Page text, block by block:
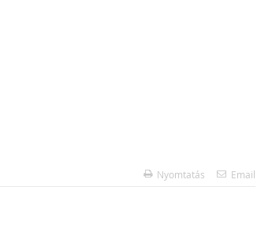
Nyomtatás Email